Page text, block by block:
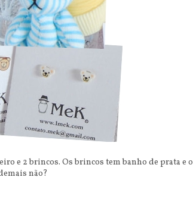
e 2 brincos. Os brincos tem banho de prata e o
não?